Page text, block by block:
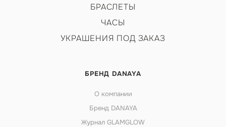
БРАСЛЕТЫ
ЧАСЫ
УКРАШЕНИЯ ПОД ЗАКАЗ
БРЕНД DANAYA
О компании
Бренд DANAYA
Журнал GLAMGLOW